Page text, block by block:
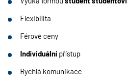
Flexibilita
Férové ceny
Individuální přístup
Rychlá komunikace